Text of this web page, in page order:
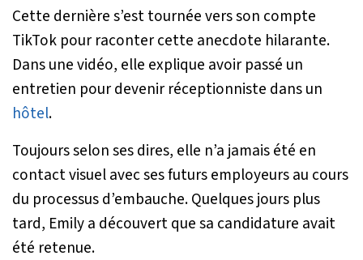
Cette dernière s’est tournée vers son compte
TikTok pour raconter cette anecdote hilarante.
Dans une vidéo, elle explique avoir passé un
entretien pour devenir réceptionniste dans un
hôtel.
Toujours selon ses dires, elle n’a jamais été en
contact visuel avec ses futurs employeurs au cours
du processus d’embauche. Quelques jours plus
tard, Emily a découvert que sa candidature avait
été retenue.